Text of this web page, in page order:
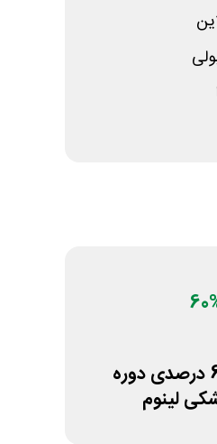
کد تخفیف 60 درصدی دوره
لینوم